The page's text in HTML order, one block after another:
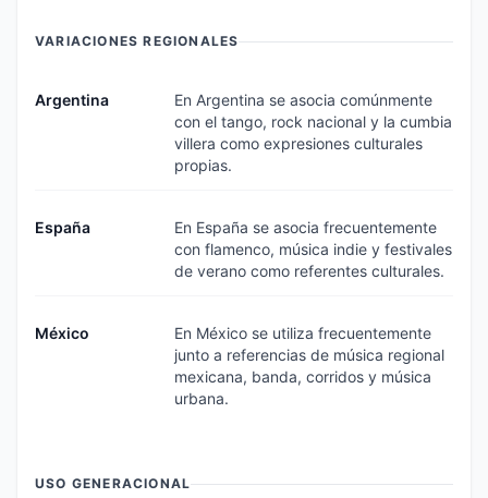
VARIACIONES REGIONALES
Argentina
En Argentina se asocia comúnmente
con el tango, rock nacional y la cumbia
villera como expresiones culturales
propias.
España
En España se asocia frecuentemente
con flamenco, música indie y festivales
de verano como referentes culturales.
México
En México se utiliza frecuentemente
junto a referencias de música regional
mexicana, banda, corridos y música
urbana.
USO GENERACIONAL